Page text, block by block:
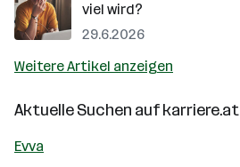
viel wird?
29.6.2026
Weitere Artikel anzeigen
Aktuelle Suchen aufkarriere.at
Evva